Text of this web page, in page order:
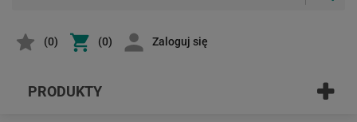
(0) (0) Zaloguj się
PRODUKTY